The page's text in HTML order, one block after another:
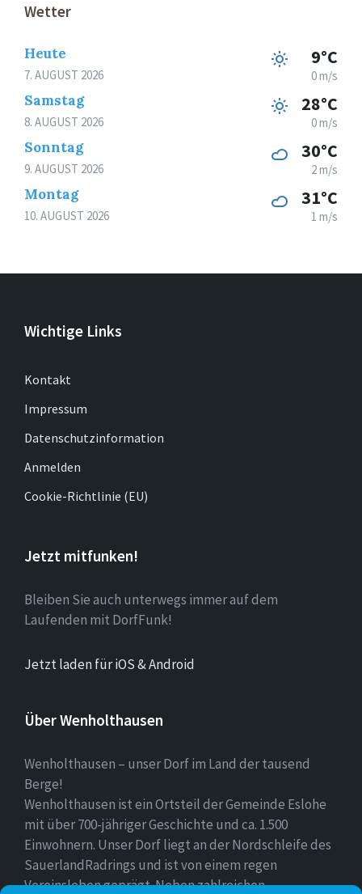
Wetter
Heute
7. AUGUST 2026
9°C
0 m/s
Samstag
8. AUGUST 2026
28°C
0 m/s
Sonntag
9. AUGUST 2026
30°C
2 m/s
Montag
10. AUGUST 2026
31°C
1 m/s
Wichtige Links
Kontakt
Impressum
Datenschutzinformation
Anmelden
Cookie-Richtlinie (EU)
Jetzt mitfunken!
Bleiben Sie auch unterwegs immer auf dem
Laufenden mit DorfFunk!
Jetzt laden für iOS & Android
Über Wenholthausen
Wenholthausen – unser Dorf im Land der tausend
Berge!
Wenholthausen ist ein Ortsteil der Gemeinde Eslohe
mit über 700-jähriger Geschichte und ca. 1.500
Einwohnern. Unser Dorf liegt an der Nordschleife des
SauerlandRadrings und ist von einem regen
Vereinsleben geprägt. Neben zahlreichen